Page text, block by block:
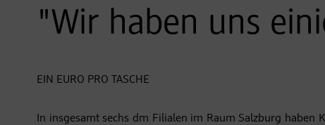
"Wir haben uns
EIN EURO PRO TASCHE
In insgesamt sechs dm Filialen im Raum Salzburg haben